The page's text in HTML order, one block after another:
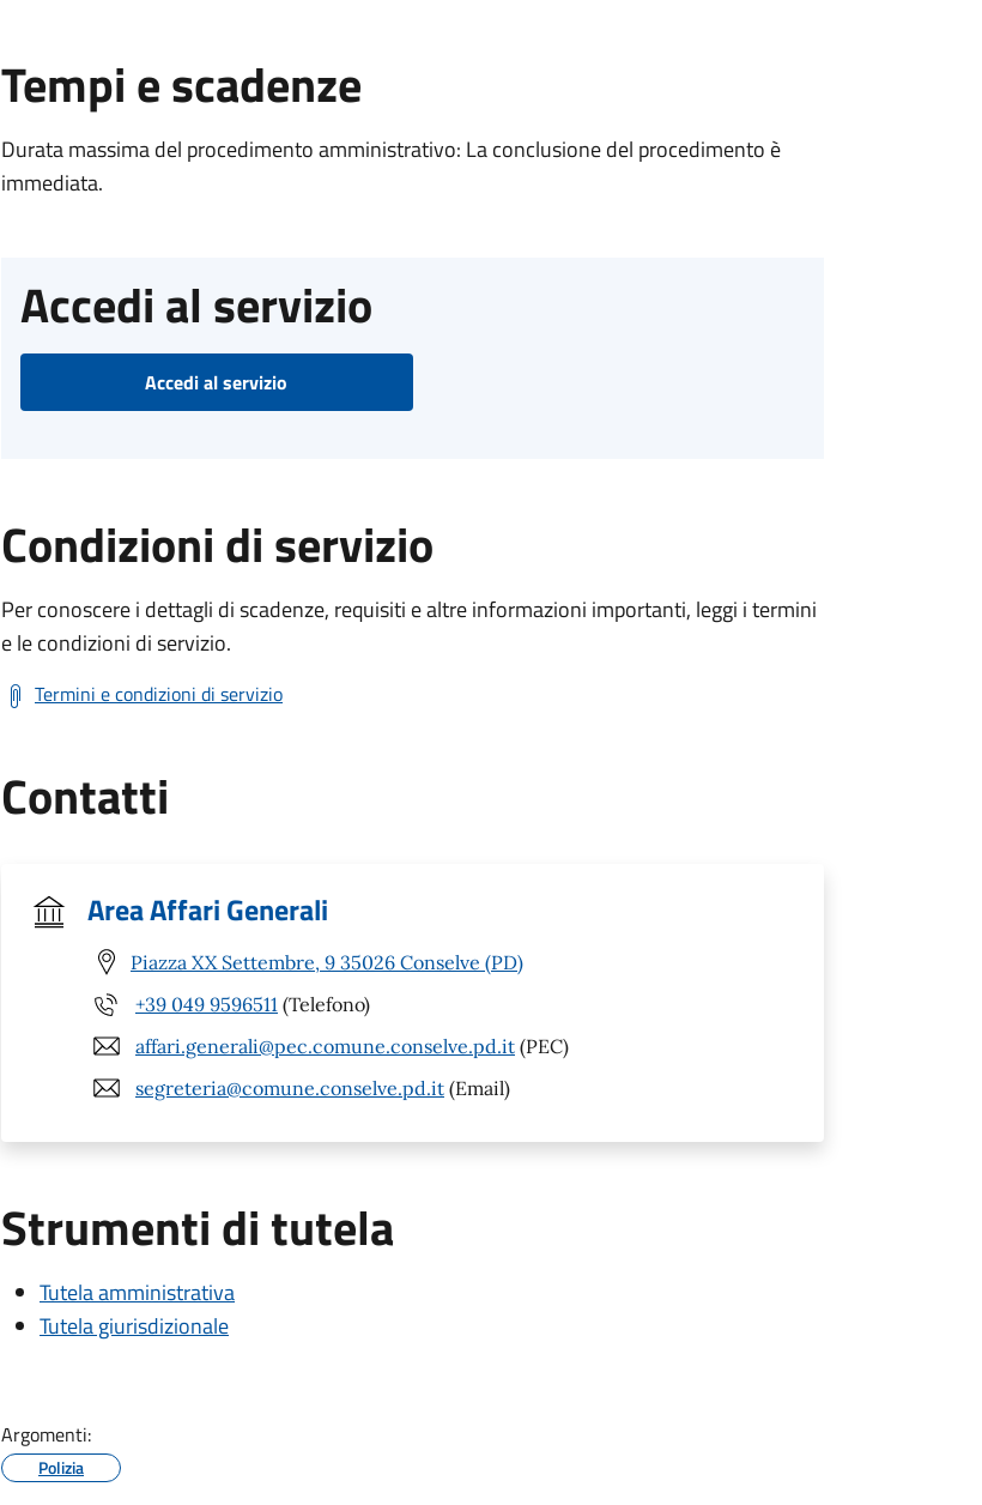
Tempi e scadenze
Durata massima del procedimento amministrativo: La conclusione del procedimento è
immediata.
Accedi al servizio
Accedi al servizio
Condizioni di servizio
Per conoscere i dettagli di scadenze, requisiti e altre informazioni importanti, leggi i termini
e le condizioni di servizio.
Termini e condizioni di servizio
Contatti
Area Affari Generali
Piazza XX Settembre, 9 35026 Conselve (PD)
+39 049 9596511 (Telefono)
affari.generali@pec.comune.conselve.pd.it (PEC)
segreteria@comune.conselve.pd.it (Email)
Strumenti di tutela
Tutela amministrativa
Tutela giurisdizionale
Argomenti:
Polizia